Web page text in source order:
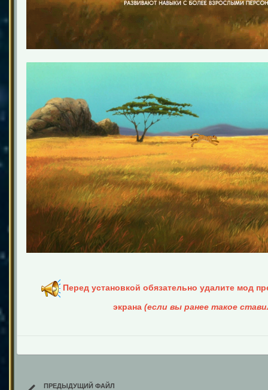
Перед установкой обязательно удалите мод
экрана(если вы ранее такое
ПРЕДЫДУЩИЙ ФАЙЛ